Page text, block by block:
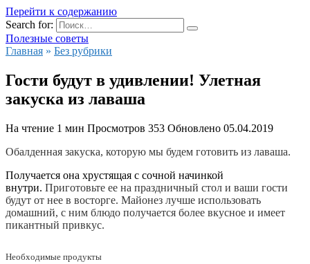
Перейти к содержанию
Search for:
Полезные советы
Главная » Без рубрики
Гости будут в удивлении! Улетная
закуска из лаваша
На чтение 1 мин Просмотров 353 Обновлено 05.04.2019
Обалденная закуска, которую мы будем готовить из лаваша.
Получается она хрустящая с сочной начинкой
внутри. Приготовьте ее на праздничный стол и ваши гости
будут от нее в восторге. Майонез лучше использовать
домашний, с ним блюдо получается более вкусное и имеет
пикантный привкус.
Необходимые продукты